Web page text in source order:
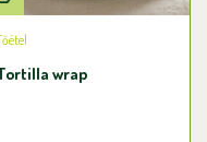
wrap